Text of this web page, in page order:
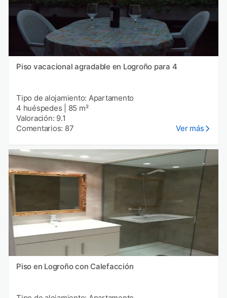
Piso vacacional agradable en Logroño para 4
Tipo de alojamiento: Apartamento
4 huéspedes
85 m²
Valoración: 9.1
Comentarios: 87
Ver más
Piso en Logroño con Calefacción